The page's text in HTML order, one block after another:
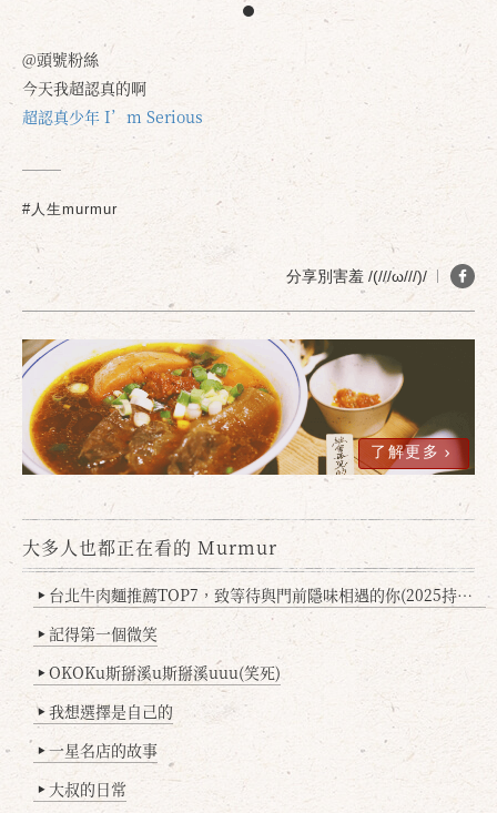
@頭號粉絲
今天我超認真的啊
超認真少年 I’m Serious
#人生murmur
分享別害羞 /(///ω///)/
了解更多
大多人也都正在看的 Murmur
▶ 台北牛肉麵推薦TOP7，致等待與門前隱味相遇的你(2025持續更新
▶ 記得第一個微笑
▶ OKOKu斯掰溪u斯掰溪uuu(笑死)
▶ 我想選擇是自己的
▶ 一星名店的故事
▶ 大叔的日常
確定 取消